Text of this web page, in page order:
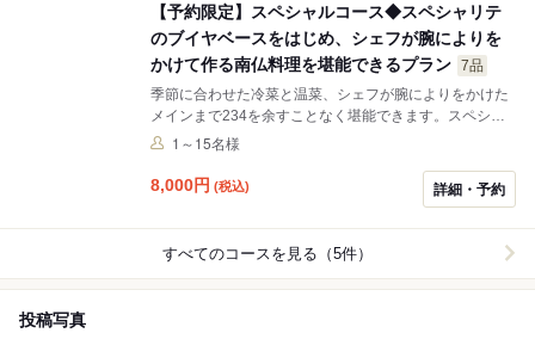
【予約限定】スペシャルコース◆スペシャリテ
のブイヤベースをはじめ、シェフが腕によりを
かけて作る南仏料理を堪能できるプラン 7品
季節に合わせた冷菜と温菜、シェフが腕によりをかけた
メインまで234を余すことなく堪能できます。スペシャ
リテのブイヤベースはもちろん、一品一品にこだわった
1～15名様
8,000円 (税込) 詳細・予約
すべてのコースを見る（5件）
投稿写真